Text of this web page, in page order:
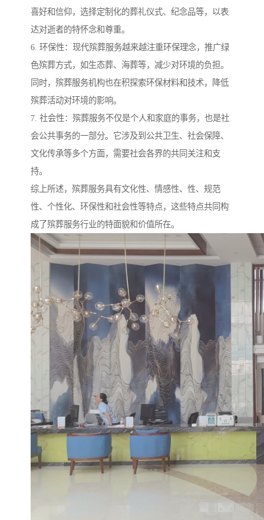
喜好和信仰，选择定制化的葬礼仪式、纪念品等，以表
达对逝者的特怀念和尊重。
6. 环保性：现代殡葬服务越来越注重环保理念，推广绿
色殡葬方式，如生态葬、海葬等，减少对环境的负担。
同时，殡葬服务机构也在积探索环保材料和技术，降低
殡葬活动对环境的影响。
7. 社会性：殡葬服务不仅是个人和家庭的事务，也是社
会公共事务的一部分。它涉及到公共卫生、社会保障、
文化传承等多个方面，需要社会各界的共同关注和支
持。
综上所述，殡葬服务具有文化性、情感性、性、规范
性、个性化、环保性和社会性等特点，这些特点共同构
成了殡葬服务行业的特面貌和价值所在。